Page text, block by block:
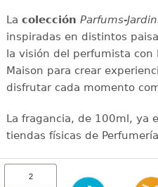
La colección Parfums-
inspiradas en distintos
la visión del perfumista con
Maison para crear
disfrutar cada momento
La fragancia, de 100ml, ya
tiendas físicas de
2